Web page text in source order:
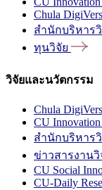
Chula
สำนักบริหาร
ทุนวิจัย
วิจัยและนวัตกรรม
Chula
CU
สำนักบริหาร
ข่าวสารงาน
CU Social
CU-Daily